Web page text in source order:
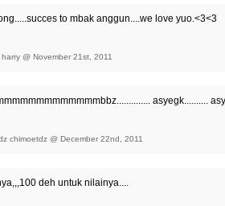
to mbak anggun....we love yuo.<3<3
@ November 21st, 2011
asyegk..........
chimoetdz @ December 22nd, 2011
deh untuk nilainya....